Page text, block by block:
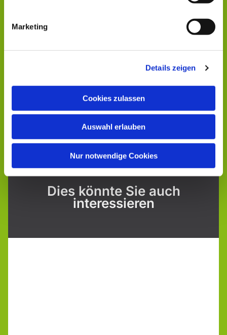
Marketing
Details zeigen
Cookies zulassen
Auswahl erlauben
Nur notwendige Cookies
Dies könnte Sie auch
interessieren